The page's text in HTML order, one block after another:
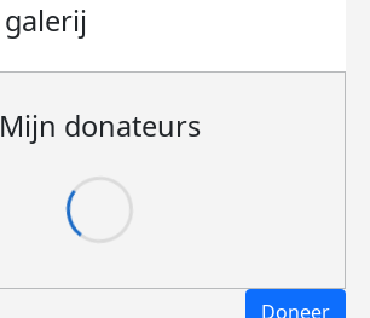
galerij
Mijn donateurs
Doneer